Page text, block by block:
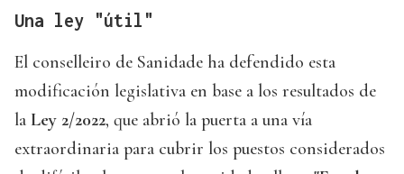
Una ley "útil"
El conselleiro de Sanidade ha defendido esta
modificación legislativa en base a los resultados de
la Ley 2/2022, que abrió la puerta a una vía
extraordinaria para cubrir los puestos considerados